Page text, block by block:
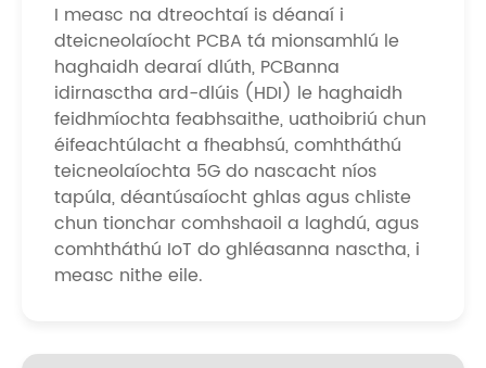
I measc na dtreochtaí is déanaí i
dteicneolaíocht PCBA tá mionsamhlú le
haghaidh dearaí dlúth, PCBanna
idirnasctha ard-dlúis (HDI) le haghaidh
feidhmíochta feabhsaithe, uathoibriú chun
éifeachtúlacht a fheabhsú, comhtháthú
teicneolaíochta 5G do nascacht níos
tapúla, déantúsaíocht ghlas agus chliste
chun tionchar comhshaoil ​​a laghdú, agus
comhtháthú IoT do ghléasanna nasctha, i
measc nithe eile.